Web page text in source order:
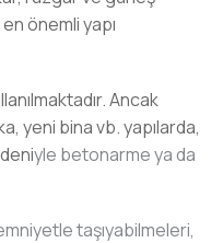
en önemli yapı
Ancak
yeni bina vb. yapılarda,
yle betonarme ya da
taşıyabilmeleri,